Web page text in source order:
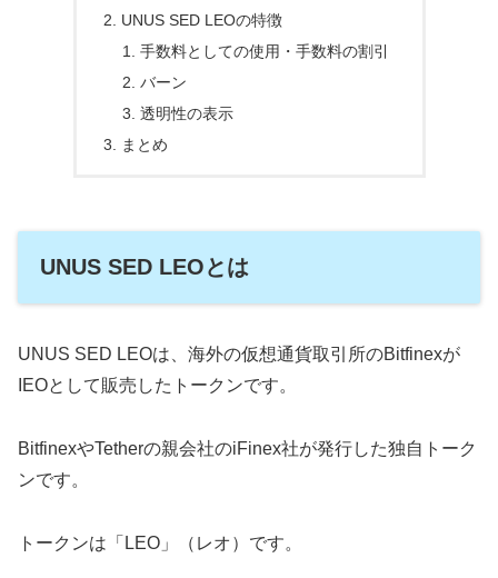
UNUS SED LEOの特徴
手数料としての使用・手数料の割引
バーン
透明性の表示
まとめ
UNUS SED LEOとは
UNUS SED LEOは、海外の仮想通貨取引所のBitfinexが
IEOとして販売したトークンです。
BitfinexやTetherの親会社のiFinex社が発行した独自トーク
ンです。
トークンは「LEO」（レオ）です。